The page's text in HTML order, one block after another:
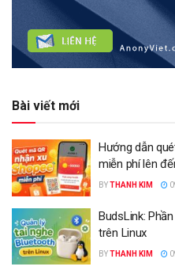
Bài viết mới
Hướng dẫn
miễn phí lên
BYTHANH KIM
BudsLink:
trên Linux
BYTHANH KIM